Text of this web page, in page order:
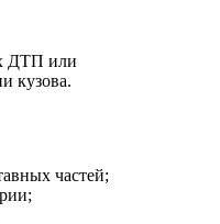
ДТП или
кузова.
частей;